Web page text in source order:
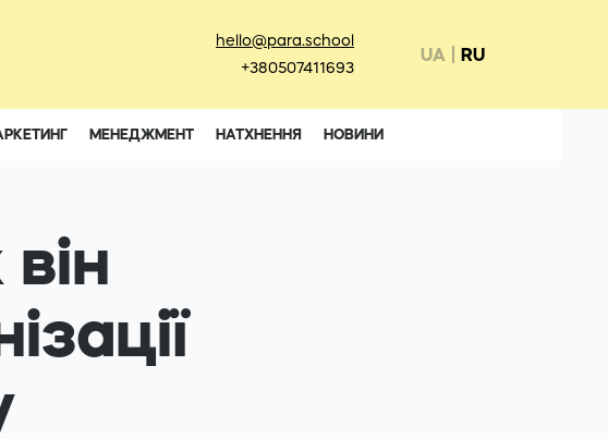
hello@para.school
+380507411693
UA RU
МЕНЕДЖМЕНТ НАТХНЕННЯ НОВИНИ